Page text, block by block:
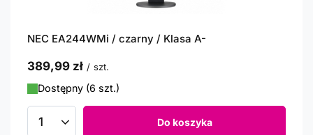
NEC EA244WMi / czarny / Klasa A-
389,99 zł / szt.
Dostępny (6 szt.)
Ilość produktów Do koszyka